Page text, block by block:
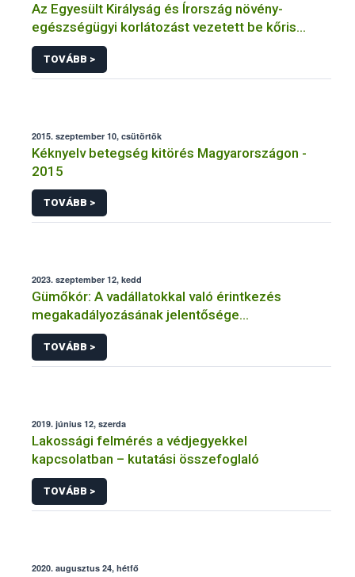
Az Egyesült Királyság és Írország növény-
egészségügyi korlátozást vezetett be kőris
növényekre és faanyagra a Chalara fraxinea nevű
kórokozó terjedésének megakadályozására
TOVÁBB >
2015. szeptember 10, csütörtök
Kéknyelv betegség kitörés Magyarországon -
2015
TOVÁBB >
2023. szeptember 12, kedd
Gümőkór: A vadállatokkal való érintkezés
megakadályozásának jelentősége
szarvasmarha-állományokban
TOVÁBB >
2019. június 12, szerda
Lakossági felmérés a védjegyekkel
kapcsolatban – kutatási összefoglaló
TOVÁBB >
2020. augusztus 24, hétfő